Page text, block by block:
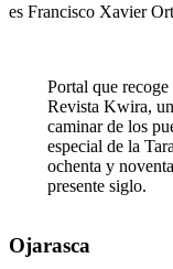
es Francisco Xavier
Portal que
Revista Kwira,
caminar de los
especial de la
ochenta y
presente siglo.
Ojarasca